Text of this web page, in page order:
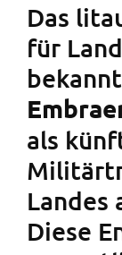
Das
für
als
Landes
Diese